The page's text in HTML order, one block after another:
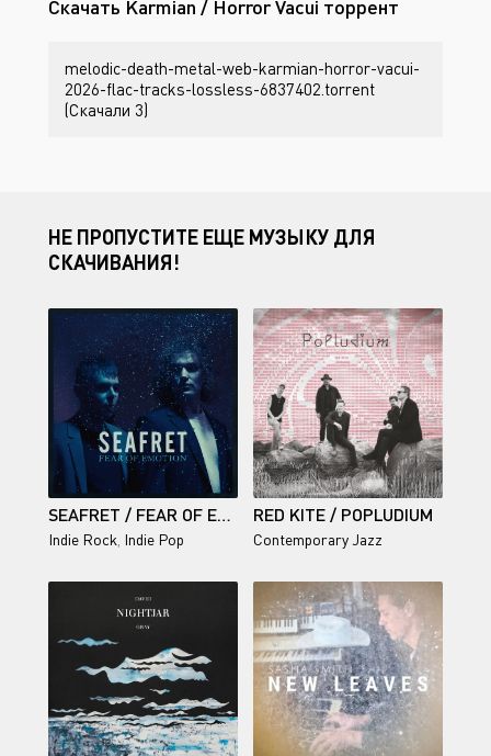
Скачать Karmian / Horror Vacui торрент
melodic-death-metal-web-karmian-horror-vacui-
2026-flac-tracks-lossless-6837402.torrent
(Скачали 3)
НЕ ПРОПУСТИТЕ ЕЩЕ МУЗЫКУ ДЛЯ
СКАЧИВАНИЯ!
SEAFRET / FEAR OF EMOTION
Indie Rock Indie Pop
RED KITE / POPLUDIUM
Contemporary Jazz